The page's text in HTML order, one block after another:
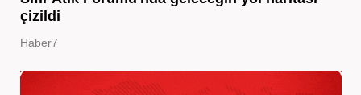
çizildi
Haber7